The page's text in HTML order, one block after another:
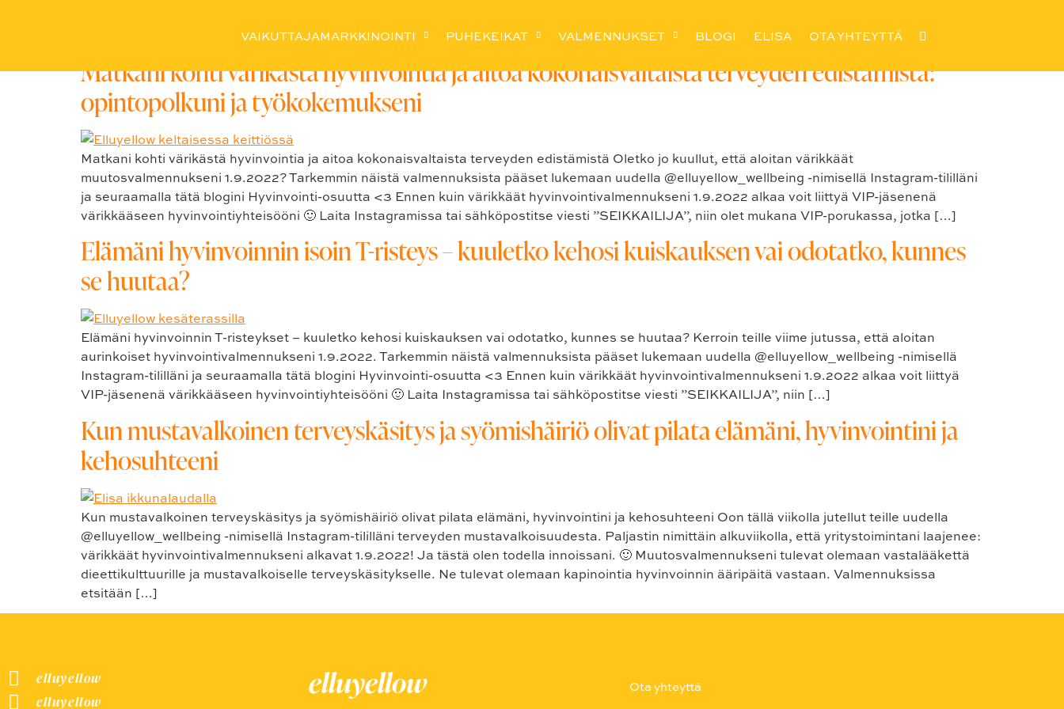
VAIKUTTAJAMARKKINOINTI PUHEKEIKAT VALMENNUKSET BLOGI ELISA OTA YHTEYTTÄ
#hyvinvointivalmennus
Matkani kohti värikästä hyvinvointia ja aitoa kokonaisvaltaista terveyden edistämistä:
opintopolkuni ja työkokemukseni
Matkani kohti värikästä hyvinvointia ja aitoa kokonaisvaltaista terveyden edistämistä Oletko jo kuullut, että aloitan värikkäät
muutosvalmennukseni 1.9.2022? Tarkemmin näistä valmennuksista pääset lukemaan uudella @elluyellow_wellbeing -nimisellä Instagram-tililläni
ja seuraamalla tätä blogini Hyvinvointi-osuutta <3 Ennen kuin värikkäät hyvinvointivalmennukseni 1.9.2022 alkaa voit liittyä VIP-jäsenenä
värikkääseen hyvinvointiyhteisööni 🙂 Laita Instagramissa tai sähköpostitse viesti ”SEIKKAILIJA”, niin olet mukana VIP-porukassa, jotka […]
Elämäni hyvinvoinnin isoin T-risteys – kuuletko kehosi kuiskauksen vai odotatko, kunnes
se huutaa?
Elämäni hyvinvoinnin T-risteykset – kuuletko kehosi kuiskauksen vai odotatko, kunnes se huutaa? Kerroin teille viime jutussa, että aloitan
aurinkoiset hyvinvointivalmennukseni 1.9.2022. Tarkemmin näistä valmennuksista pääset lukemaan uudella @elluyellow_wellbeing -nimisellä
Instagram-tililläni ja seuraamalla tätä blogini Hyvinvointi-osuutta <3 Ennen kuin värikkäät hyvinvointivalmennukseni 1.9.2022 alkaa voit liittyä
VIP-jäsenenä värikkääseen hyvinvointiyhteisööni 🙂 Laita Instagramissa tai sähköpostitse viesti ”SEIKKAILIJA”, niin […]
Kun mustavalkoinen terveyskäsitys ja syömishäiriö olivat pilata elämäni, hyvinvointini ja
kehosuhteeni
Kun mustavalkoinen terveyskäsitys ja syömishäiriö olivat pilata elämäni, hyvinvointini ja kehosuhteeni Oon tällä viikolla jutellut teille uudella
@elluyellow_wellbeing -nimisellä Instagram-tililläni terveyden mustavalkoisuudesta. Paljastin nimittäin alkuviikolla, että yritystoimintani laajenee:
värikkäät hyvinvointivalmennukseni alkavat 1.9.2022! Ja tästä olen todella innoissani. 🙂 Muutosvalmennukseni tulevat olemaan vastalääkettä
dieettikulttuurille ja mustavalkoiselle terveyskäsitykselle. Ne tulevat olemaan kapinointia hyvinvoinnin ääripäitä vastaan. Valmennuksissa
etsitään […]
elluyellow
elluyellow
elluyellow
Ota yhteyttä